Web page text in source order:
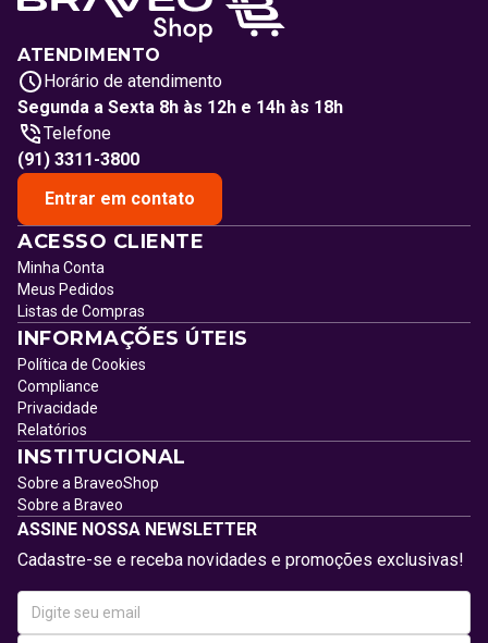
ATENDIMENTO
Horário de atendimento
Segunda a Sexta 8h às 12h e 14h às 18h
Telefone
(91) 3311-3800
Entrar em contato
ACESSO CLIENTE
Minha Conta
Meus Pedidos
Listas de Compras
INFORMAÇÕES ÚTEIS
Política de Cookies
Compliance
Privacidade
Relatórios
INSTITUCIONAL
Sobre a BraveoShop
Sobre a Braveo
ASSINE NOSSA NEWSLETTER
Cadastre-se e receba novidades e promoções exclusivas!